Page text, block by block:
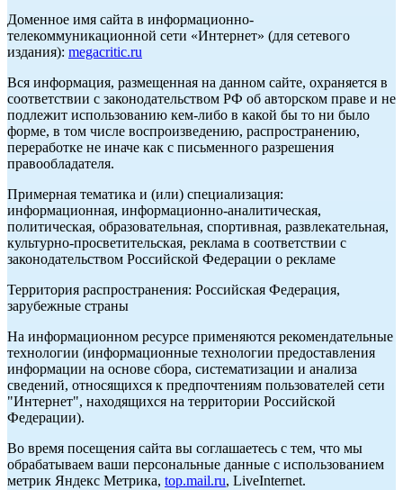
Доменное имя сайта в информационно-
телекоммуникационной сети «Интернет» (для сетевого
издания): megacritic.ru
Вся информация, размещенная на данном сайте, охраняется в
соответствии с законодательством РФ об авторском праве и не
подлежит использованию кем-либо в какой бы то ни было
форме, в том числе воспроизведению, распространению,
переработке не иначе как с письменного разрешения
правообладателя.
Примерная тематика и (или) специализация:
информационная, информационно-аналитическая,
политическая, образовательная, спортивная, развлекательная,
культурно-просветительская, реклама в соответствии с
законодательством Российской Федерации о рекламе
Территория распространения: Российская Федерация,
зарубежные страны
На информационном ресурсе применяются рекомендательные
технологии (информационные технологии предоставления
информации на основе сбора, систематизации и анализа
сведений, относящихся к предпочтениям пользователей сети
"Интернет", находящихся на территории Российской
Федерации).
Во время посещения сайта вы соглашаетесь с тем, что мы
обрабатываем ваши персональные данные с использованием
метрик Яндекс Метрика, top.mail.ru, LiveInternet.